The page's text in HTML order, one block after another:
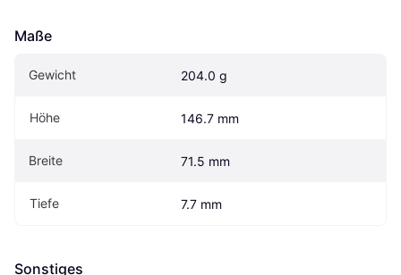
Maße
Gewicht 204.0 g
Höhe 146.7 mm
Breite 71.5 mm
Tiefe 7.7 mm
Sonstiges